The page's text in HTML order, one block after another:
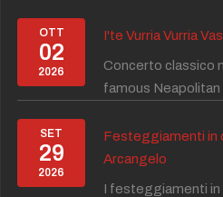
OTT
02
2026
I'te Vurria Vurria
Concerto classico
famous
SET
29
2026
Festeggiamenti in
Arcangelo
I festeggiamenti in